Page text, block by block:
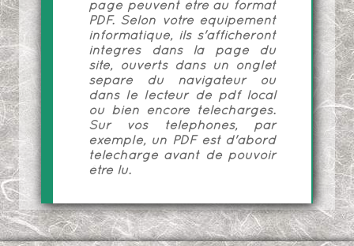
page peuvent être au format
PDF. Selon votre équipement
informatique, ils s'afficheront
intégrés dans la page du
site, ouverts dans un onglet
séparé du navigateur ou
dans le lecteur de pdf local
ou bien encore téléchargés.
Sur vos téléphones, par
exemple, un PDF est d'abord
téléchargé avant de pouvoir
être lu.